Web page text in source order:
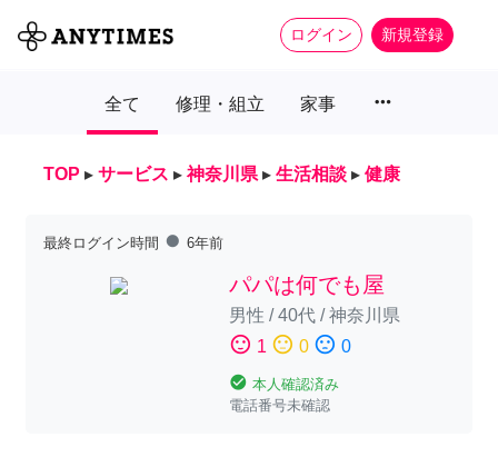
ログイン 新規登録
全て 修理・組立 家事 more_horiz
TOP ▸ サービス ▸ 神奈川県 ▸ 生活相談 ▸ 健康
最終ログイン時間 fiber_manual_record 6年前
パパは何でも屋
男性 /40代/神奈川県
sentiment_satisfied 1 sentiment_neutral 0 sentiment_dissatisfied 0
check_circle 本人確認済み
電話番号未確認